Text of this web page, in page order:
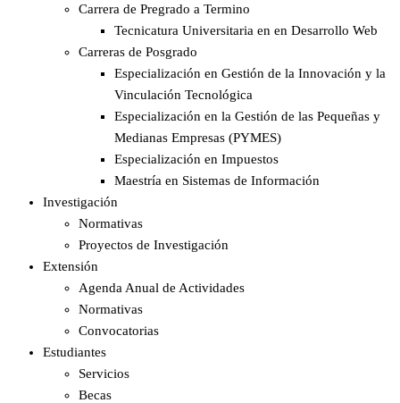
Carrera de Pregrado a Termino
Tecnicatura Universitaria en en Desarrollo Web
Carreras de Posgrado
Especialización en Gestión de la Innovación y la
Vinculación Tecnológica
Especialización en la Gestión de las Pequeñas y
Medianas Empresas (PYMES)
Especialización en Impuestos​
Maestría en Sistemas de Información
Investigación
Normativas
Proyectos de Investigación
Extensión
Agenda Anual de Actividades
Normativas
Convocatorias
Estudiantes
Servicios
Becas